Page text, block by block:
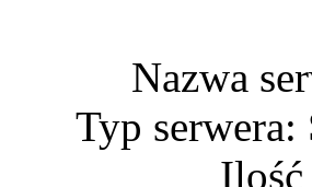
Nazwa
Typ serwera: